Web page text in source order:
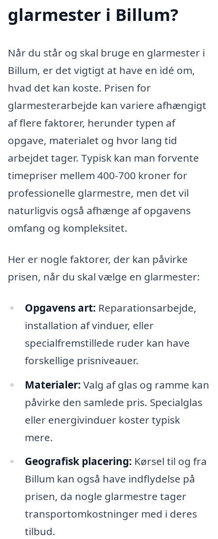
glarmester i Billum?
Når du står og skal bruge en glarmester i
Billum, er det vigtigt at have en idé om,
hvad det kan koste. Prisen for
glarmesterarbejde kan variere afhængigt
af flere faktorer, herunder typen af
opgave, materialet og hvor lang tid
arbejdet tager. Typisk kan man forvente
timepriser mellem 400-700 kroner for
professionelle glarmestre, men det vil
naturligvis også afhænge af opgavens
omfang og kompleksitet.
Her er nogle faktorer, der kan påvirke
prisen, når du skal vælge en glarmester:
Opgavens art: Reparationsarbejde,
installation af vinduer, eller
specialfremstillede ruder kan have
forskellige prisniveauer.
Materialer: Valg af glas og ramme kan
påvirke den samlede pris. Specialglas
eller energivinduer koster typisk
mere.
Geografisk placering: Kørsel til og fra
Billum kan også have indflydelse på
prisen, da nogle glarmestre tager
transportomkostninger med i deres
tilbud.